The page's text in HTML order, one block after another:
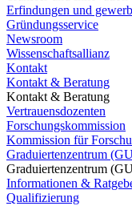
Erfindungen und
Gründungsservice
Newsroom
Wissenschaftsallianz
Kontakt
Kontakt & Beratung
Kontakt & Beratung
Vertrauensdozenten
Forschungskommission
Kommission für
Graduiertenzentrum
Graduiertenzentrum
Informationen &
Qualifizierung